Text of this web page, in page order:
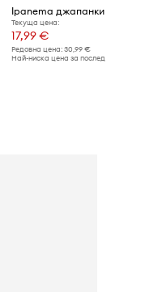
Текуща цена:
17,99 €
Редовна цена: 30,99 €
Най-ниска цена за последните 30